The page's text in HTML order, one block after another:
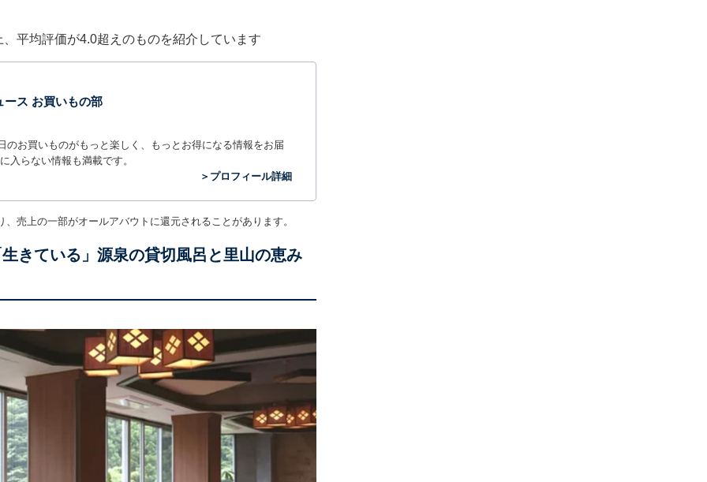
平均評価が4.0超えのものを紹介しています
ス お買いもの部
お買いものがもっと楽しく、もっとお得になる情報をお届
入らない情報も満載です。
＞プロフィール詳細
売上の一部がオールアバウトに還元されることがあります。
きている」源泉の貸切風呂と里山の恵み